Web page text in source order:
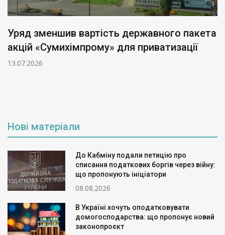
Уряд зменшив вартість державного пакета
акцій «Сумихімпрому» для приватизації
13.07.2026
Нові матеріали
До Кабміну подали петицію про
списання податкових боргів через війну:
що пропонують ініціатори
08.08.2026
В Україні хочуть оподатковувати
домогосподарства: що пропонує новий
законопроєкт